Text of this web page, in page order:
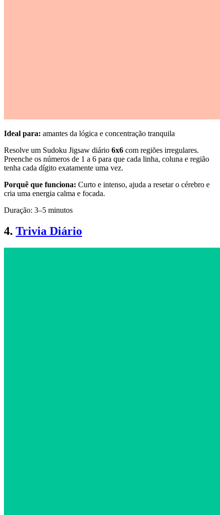
Ideal para: amantes da lógica e concentração tranquila
Resolve um Sudoku Jigsaw diário 6x6 com regiões irregulares.
Preenche os números de 1 a 6 para que cada linha, coluna e região
tenha cada dígito exatamente uma vez.
Porquê que funciona: Curto e intenso, ajuda a resetar o cérebro e
cria uma energia calma e focada.
Duração: 3–5 minutos
4. Trivia Diário